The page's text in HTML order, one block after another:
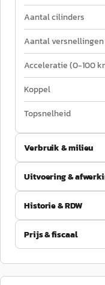
Aantal cilinders
Aantal versnellingen
Acceleratie (0-100
Koppel
Topsnelheid
Verbruik & milieu
Uitvoering &
Historie & RDW
Prijs & fiscaal